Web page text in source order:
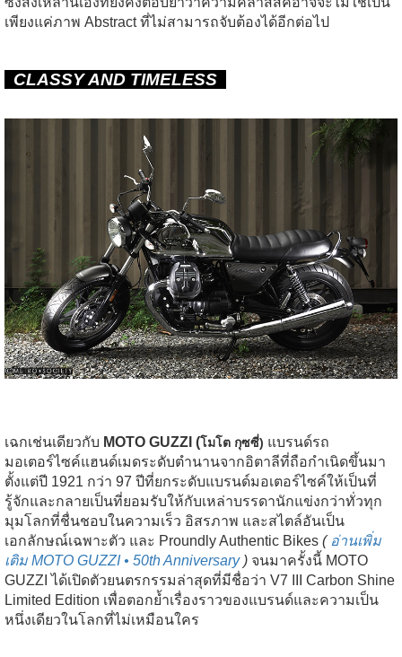
เพียงแค่ภาพ Abstract ที่ไม่สามารถจับต้องได้อีกต่อไป
CLASSY AND TIMELESS
เฉกเช่นเดียวกับ MOTO GUZZI (โมโต กุซซี่) แบรนด์รถ
มอเตอร์ไซค์แฮนด์เมดระดับตำนานจากอิตาลีที่ถือกำเนิดขึ้นมา
ตั้งแต่ปี 1921 กว่า 97 ปีที่ยกระดับแบรนด์มอเตอร์ไซค์ให้เป็นที่
รู้จักและกลายเป็นที่ยอมรับให้กับเหล่าบรรดานักแข่งกว่าทั่วทุก
มุมโลกที่ชื่นชอบในความเร็ว อิสรภาพ และสไตล์อันเป็น
เอกลักษณ์เฉพาะตัว และ Proundly Authentic Bikes (อ่านเพิ่ม
เติม MOTO GUZZI • 50th Anniversary) จนมาครั้งนี้ MOTO
GUZZI ได้เปิดตัวยนตรกรรมล่าสุดที่มีชื่อว่า V7 III Carbon Shine
Limited Edition เพื่อตอกย้ำเรื่องราวของแบรนด์และความเป็น
หนึ่งเดียวในโลกที่ไม่เหมือนใคร